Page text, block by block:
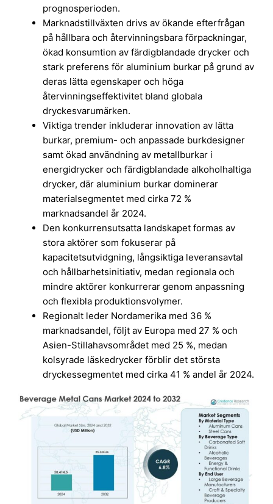
prognosperioden.
Marknadstillväxten drivs av ökande efterfrågan
på hållbara och återvinningsbara förpackningar,
ökad konsumtion av färdigblandade drycker och
stark preferens för aluminium burkar på grund av
deras lätta egenskaper och höga
återvinningseffektivitet bland globala
dryckesvarumärken.
Viktiga trender inkluderar innovation av lätta
burkar, premium- och anpassade burkdesigner
samt ökad användning av metallburkar i
energidrycker och färdigblandade alkoholhaltiga
drycker, där aluminium burkar dominerar
materialsegmentet med cirka 72 %
marknadsandel år 2024.
Den konkurrensutsatta landskapet formas av
stora aktörer som fokuserar på
kapacitetsutvidgning, långsiktiga leveransavtal
och hållbarhetsinitiativ, medan regionala och
mindre aktörer konkurrerar genom anpassning
och flexibla produktionsvolymer.
Regionalt leder Nordamerika med 36 %
marknadsandel, följt av Europa med 27 % och
Asien-Stillahavsområdet med 25 %, medan
kolsyrade läskedrycker förblir det största
dryckessegmentet med cirka 41 % andel år 2024.